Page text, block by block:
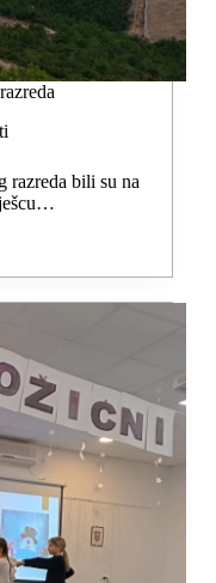
razreda bili su na